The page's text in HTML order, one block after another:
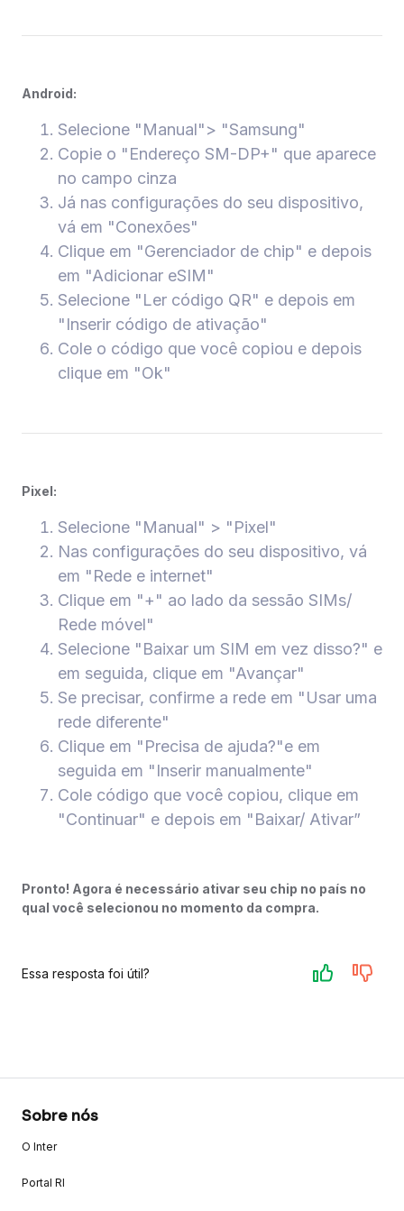
Android:
Selecione "Manual"> "Samsung"
Copie o "Endereço SM-DP+" que aparece
no campo cinza
Já nas configurações do seu dispositivo,
vá em "Conexões"
Clique em "Gerenciador de chip" e depois
em "Adicionar eSIM"
Selecione "Ler código QR" e depois em
"Inserir código de ativação"
Cole o código que você copiou e depois
clique em "Ok"
Pixel:
Selecione "Manual" > "Pixel"
Nas configurações do seu dispositivo, vá
em "Rede e internet"
Clique em "+" ao lado da sessão SIMs/
Rede móvel"
Selecione "Baixar um SIM em vez disso?" e
em seguida, clique em "Avançar"
Se precisar, confirme a rede em "Usar uma
rede diferente"
Clique em "Precisa de ajuda?"e em
seguida em "Inserir manualmente"
Cole código que você copiou, clique em
"Continuar" e depois em "Baixar/ Ativar”
Pronto! Agora é necessário ativar seu chip no país no
qual você selecionou no momento da compra.
Essa resposta foi útil?
Sobre nós
O Inter
Portal RI